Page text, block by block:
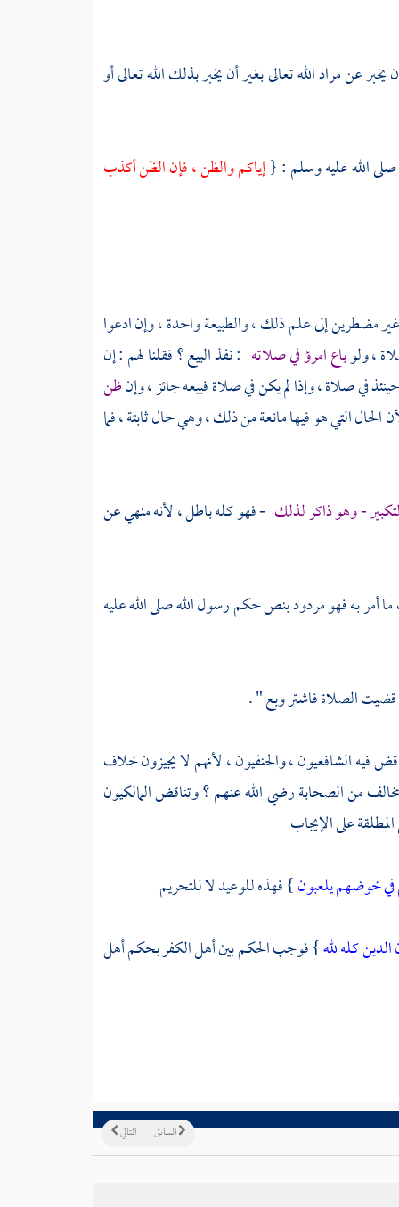
عن مراد الله تعالى بغير أن يخبر بذلك الله تعالى أو
الله عليه وسلم : {إياكم والظن ، فإن الظن أكذب
مضطرين إلى علم ذلك ، والطبيعة واحدة ، وإن ادعوا
، ولوباع امرؤ في صلاته : نفذ البيع ؟ فقلنا لهم : إن
في صلاة ، وإذا لم يكن في صلاة فبيعه جائز ، وإنظن
التي هو فيها مانعة من ذلك ، وهي حال ثابتة ، فما
- وهو ذاكر لذلك - فهو كله باطل ، لأنه منهي عن
به فهو مردود بنص حكم رسول الله صلى الله عليه
قضيت الصلاة فاشتر وبع " .
فيه الشافعيون ، والحنفيون ، لأنهم لا يجيزون خلاف
من الصحابة رضي الله عنهم ؟ وتناقض المالكيون
على الإيجاب
خوضهم يلعبون} فهذه للوعيد لا للتحريم
كله لله} فوجب الحكم بين أهل الكفر بحكم أهل
التالي السابق